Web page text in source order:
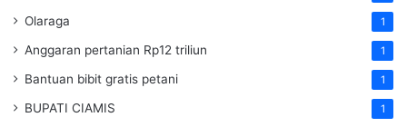
Olaraga 1
Anggaran pertanian Rp12 triliun 1
Bantuan bibit gratis petani 1
BUPATI CIAMIS 1